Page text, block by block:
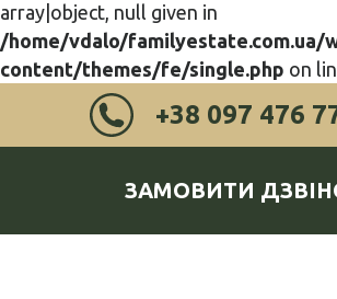
array|object, null given in
/home/vdalo/familyestate.com.ua/
content/themes/fe/single.php on
+38 097 476
ЗАМОВИТИ